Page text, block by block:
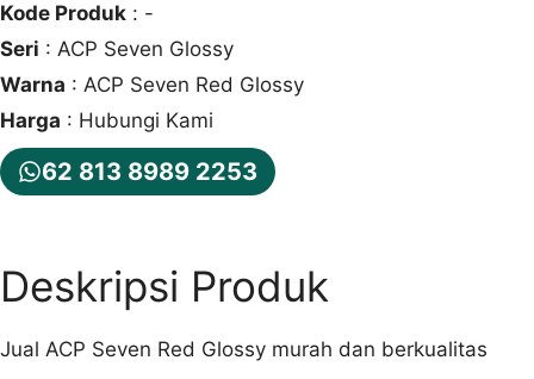
Kode Produk : -
Seri : ACP Seven Glossy
Warna : ACP Seven Red Glossy
Harga : Hubungi Kami
62 813 8989 2253
Deskripsi Produk
Jual ACP Seven Red Glossy murah dan berkualitas